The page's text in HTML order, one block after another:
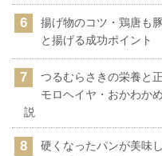
揚げ物のコツ・鶏唐も
と揚げる成功ポイント
つるむらさきの栄養と
モロヘイヤ・おかわか
説
硬くなったパンが美味